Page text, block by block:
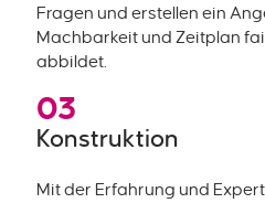
Fragen und erstellen ein
Machbarkeit und Zeitplan
abbildet.
03
Konstruktion
Mit der Erfahrung und